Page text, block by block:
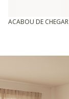
ACABOU DE CHEGAR